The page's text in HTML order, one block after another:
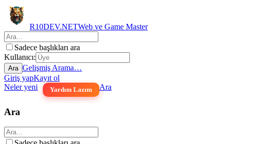
R10DEV.NETWeb ve Game Master
Sadece başlıkları ara
Kullanıcı:
Ara Gelişmiş Arama…
Giriş yapKayıt ol
Neler yeni
Yardım Lazım Ara
Ara